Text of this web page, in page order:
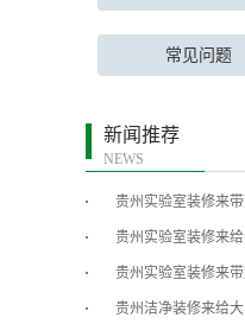
常见问题
新闻推荐
NEWS
贵州实验室装修来
贵州实验室装修来
贵州实验室装修来
贵州洁净装修来给